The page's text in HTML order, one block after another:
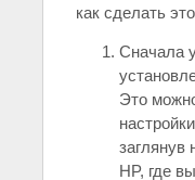
как сделать
Сначала
Это
заглянув
HP, где